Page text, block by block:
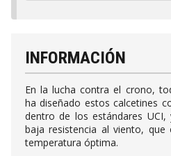
INFORMACIÓN
En la lucha contra el crono,
ha diseñado estos calcetines
dentro de los estándares
baja resistencia al viento, que
temperatura óptima.